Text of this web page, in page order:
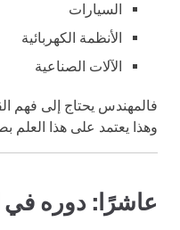
السيارات
الأنظمة الكهربائية
الآلات الصناعية
فالمهندس يحتاج إلى فهم
وهذا يعتمد على هذا العلم
عاشرًا: دوره في